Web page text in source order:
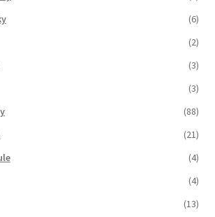
(6)
(2)
(3)
(3)
(88)
(21)
(4)
(4)
(13)